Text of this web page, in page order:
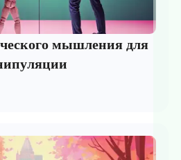
мышления для